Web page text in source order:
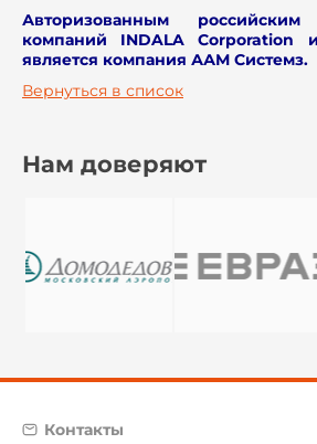
Авторизованным российским
компаний INDALA Corporation
является компания ААМ Системз.
Вернуться в список
Нам доверяют
Контакты